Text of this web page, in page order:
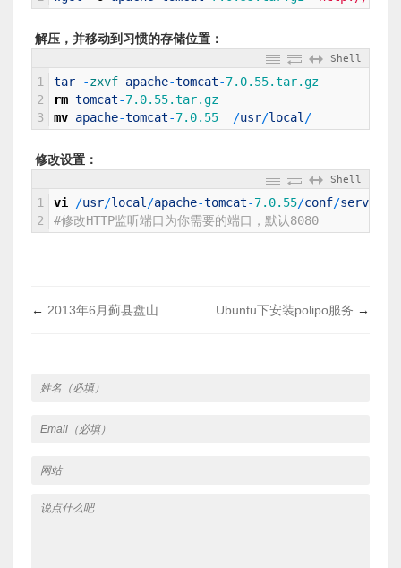
解压，并移动到习惯的存储位置：
Shell
1
2
3
tar -zxvf apache-tomcat-7.0.55.tar.gz
rm tomcat-7.0.55.tar.gz
mv apache-tomcat-7.0.55 /usr/local /
修改设置：
Shell
1
2
vi /usr/local /apache-tomcat-7.0.55/conf/server
#修改HTTP监听端口为你需要的端口，默认8080
← 2013年6月蓟县盘山 Ubuntu下安装polipo服务 →